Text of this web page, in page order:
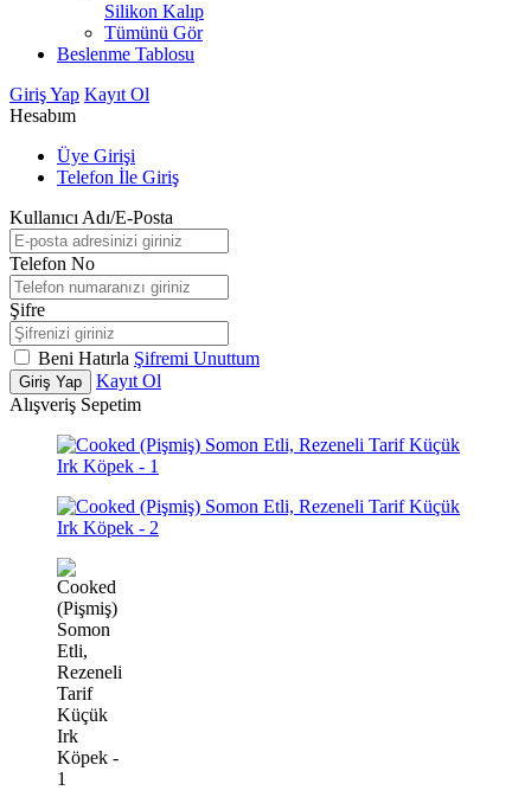
Silikon Kalıp
Tümünü Gör
Beslenme Tablosu
Giriş Yap Kayıt Ol
Hesabım
Üye Girişi
Telefon İle Giriş
Kullanıcı Adı/E-Posta
Telefon No
Şifre
Beni Hatırla Şifremi Unuttum
Giriş Yap
Kayıt Ol
Alışveriş Sepetim